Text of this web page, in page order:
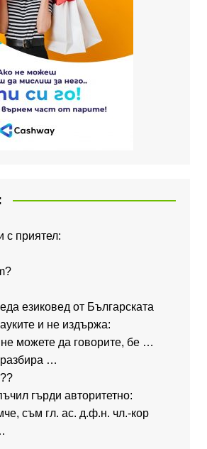
с приятел:
езиковед от Българската
и не издържа:
можете да говорите, бе …
…
гърди авторитетно:
съм гл. ас. д.ф.н. чл.-кор